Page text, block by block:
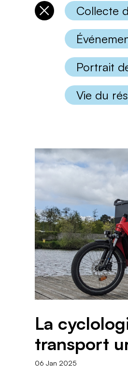
Désélectionner
les
catégories
Collecte
Portrait
Vie du
La
transport
06 Jan 2025